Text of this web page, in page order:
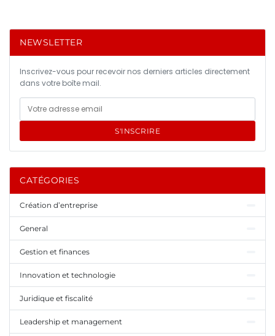
NEWSLETTER
Inscrivez-vous pour recevoir nos derniers articles directement
dans votre boîte mail.
S'INSCRIRE
CATÉGORIES
Création d’entreprise
General
Gestion et finances
Innovation et technologie
Juridique et fiscalité
Leadership et management